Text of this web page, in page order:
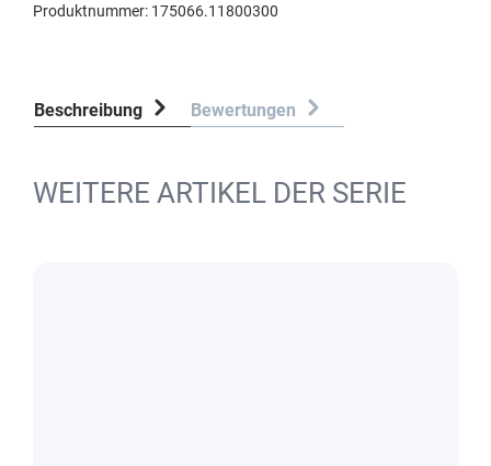
Produktnummer: 175066.11800300
Beschreibung Bewertungen
WEITERE ARTIKEL DER SERIE